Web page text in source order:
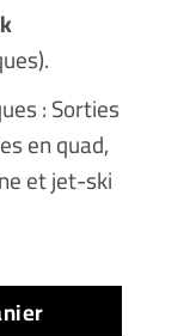
: Sorties
en quad,
et jet-ski
Lar Castellum